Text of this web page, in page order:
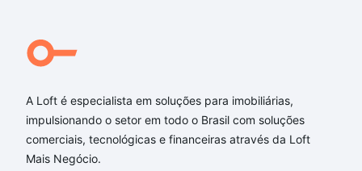
A Loft é especialista em soluções para imobiliárias,
impulsionando o setor em todo o Brasil com soluções
comerciais, tecnológicas e financeiras através da Loft
Mais Negócio.